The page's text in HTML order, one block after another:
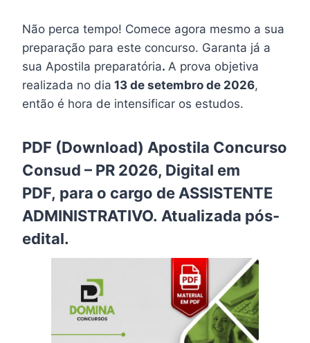
Não perca tempo! Comece agora mesmo a sua
preparação para este concurso. Garanta já a
sua Apostila preparatória. A prova objetiva
realizada no dia 13 de setembro de 2026,
então é hora de intensificar os estudos.
PDF (Download) Apostila Concurso
Consud – PR 2026, Digital em
PDF, para o cargo de ASSISTENTE
ADMINISTRATIVO. Atualizada pós-
edital.